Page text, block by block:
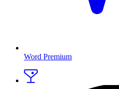
Word Premium